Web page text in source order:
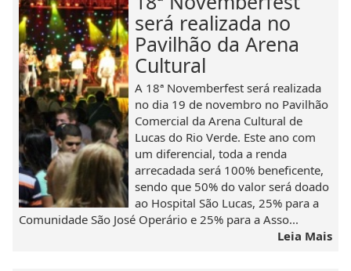
será realizada no
Pavilhão da Arena
Cultural
A 18ª Novemberfest será realizada
no dia 19 de novembro no Pavilhão
Comercial da Arena Cultural de
Lucas do Rio Verde. Este ano com
um diferencial, toda a renda
arrecadada será 100% beneficente,
sendo que 50% do valor será doado
ao Hospital São Lucas, 25% para a
Comunidade São José Operário e 25% para a Asso...
Leia Mais